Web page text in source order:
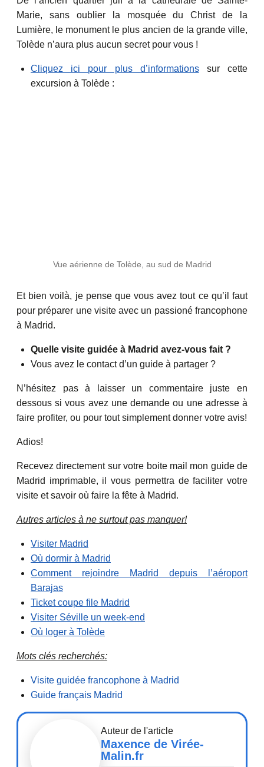
Marie, sans oublier la mosquée du Christ de la
Lumière, le monument le plus ancien de la grande ville,
Tolède n’aura plus aucun secret pour vous !
Cliquez ici pour plus d’informationssur cette
excursion à Tolède :
Vue aérienne de Tolède, au sud de Madrid
Et bien voilà, je pense que vous avez tout ce qu’il faut
pour préparer une visite avec un passioné francophone
à Madrid.
Quelle visite guidée à Madrid avez-vous fait ?
Vous avez le contact d’un guide à partager ?
N’hésitez pas à laisser un commentaire juste en
dessous si vous avez une demande ou une adresse à
faire profiter, ou pour tout simplement donner votre avis!
Adios!
Recevez directement sur votre boite mail mon guide de
Madrid imprimable, il vous permettra de faciliter votre
visite et savoir où faire la fête à Madrid.
Autres articles à ne surtout pas manquer!
Visiter Madrid
Où dormir à Madrid
Comment rejoindre Madrid depuis l’aéroport
Barajas
Ticket coupe file Madrid
Visiter Séville un week-end
Où loger à Tolède
Mots clés recherchés:
Visite guidée francophone à Madrid
Guide français Madrid
Auteur de l'article
Maxence de Virée-
Malin.fr